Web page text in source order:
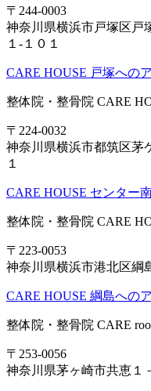
〒244-0003
神奈川県横浜市戸塚区戸
１-１０１
CARE HOUSE 戸塚への
整体院・整骨院 CARE
〒224-0032
神奈川県横浜市都筑区
１
CARE HOUSE センター
整体院・整骨院 CARE
〒223-0053
神奈川県横浜市港北区綱
CARE HOUSE 綱島への
整体院・整骨院 CARE
〒253-0056
神奈川県茅ヶ崎市共恵１